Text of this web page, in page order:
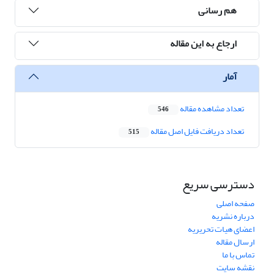
هم رسانی
ارجاع به این مقاله
آمار
تعداد مشاهده مقاله 546
تعداد دریافت فایل اصل مقاله 515
دسترسی سریع
صفحه اصلی
درباره نشریه
اعضای هیات تحریریه
ارسال مقاله
تماس با ما
نقشه سایت